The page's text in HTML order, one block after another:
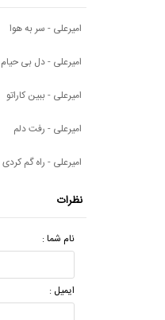
امیرعلی - سر به هوا
امیرعلی - دل بی حیام
امیرعلی - ببین کاراتو
امیرعلی - رفت دلم
امیرعلی - راه گم کردی
نظرات
نام شما :
ایمیل :